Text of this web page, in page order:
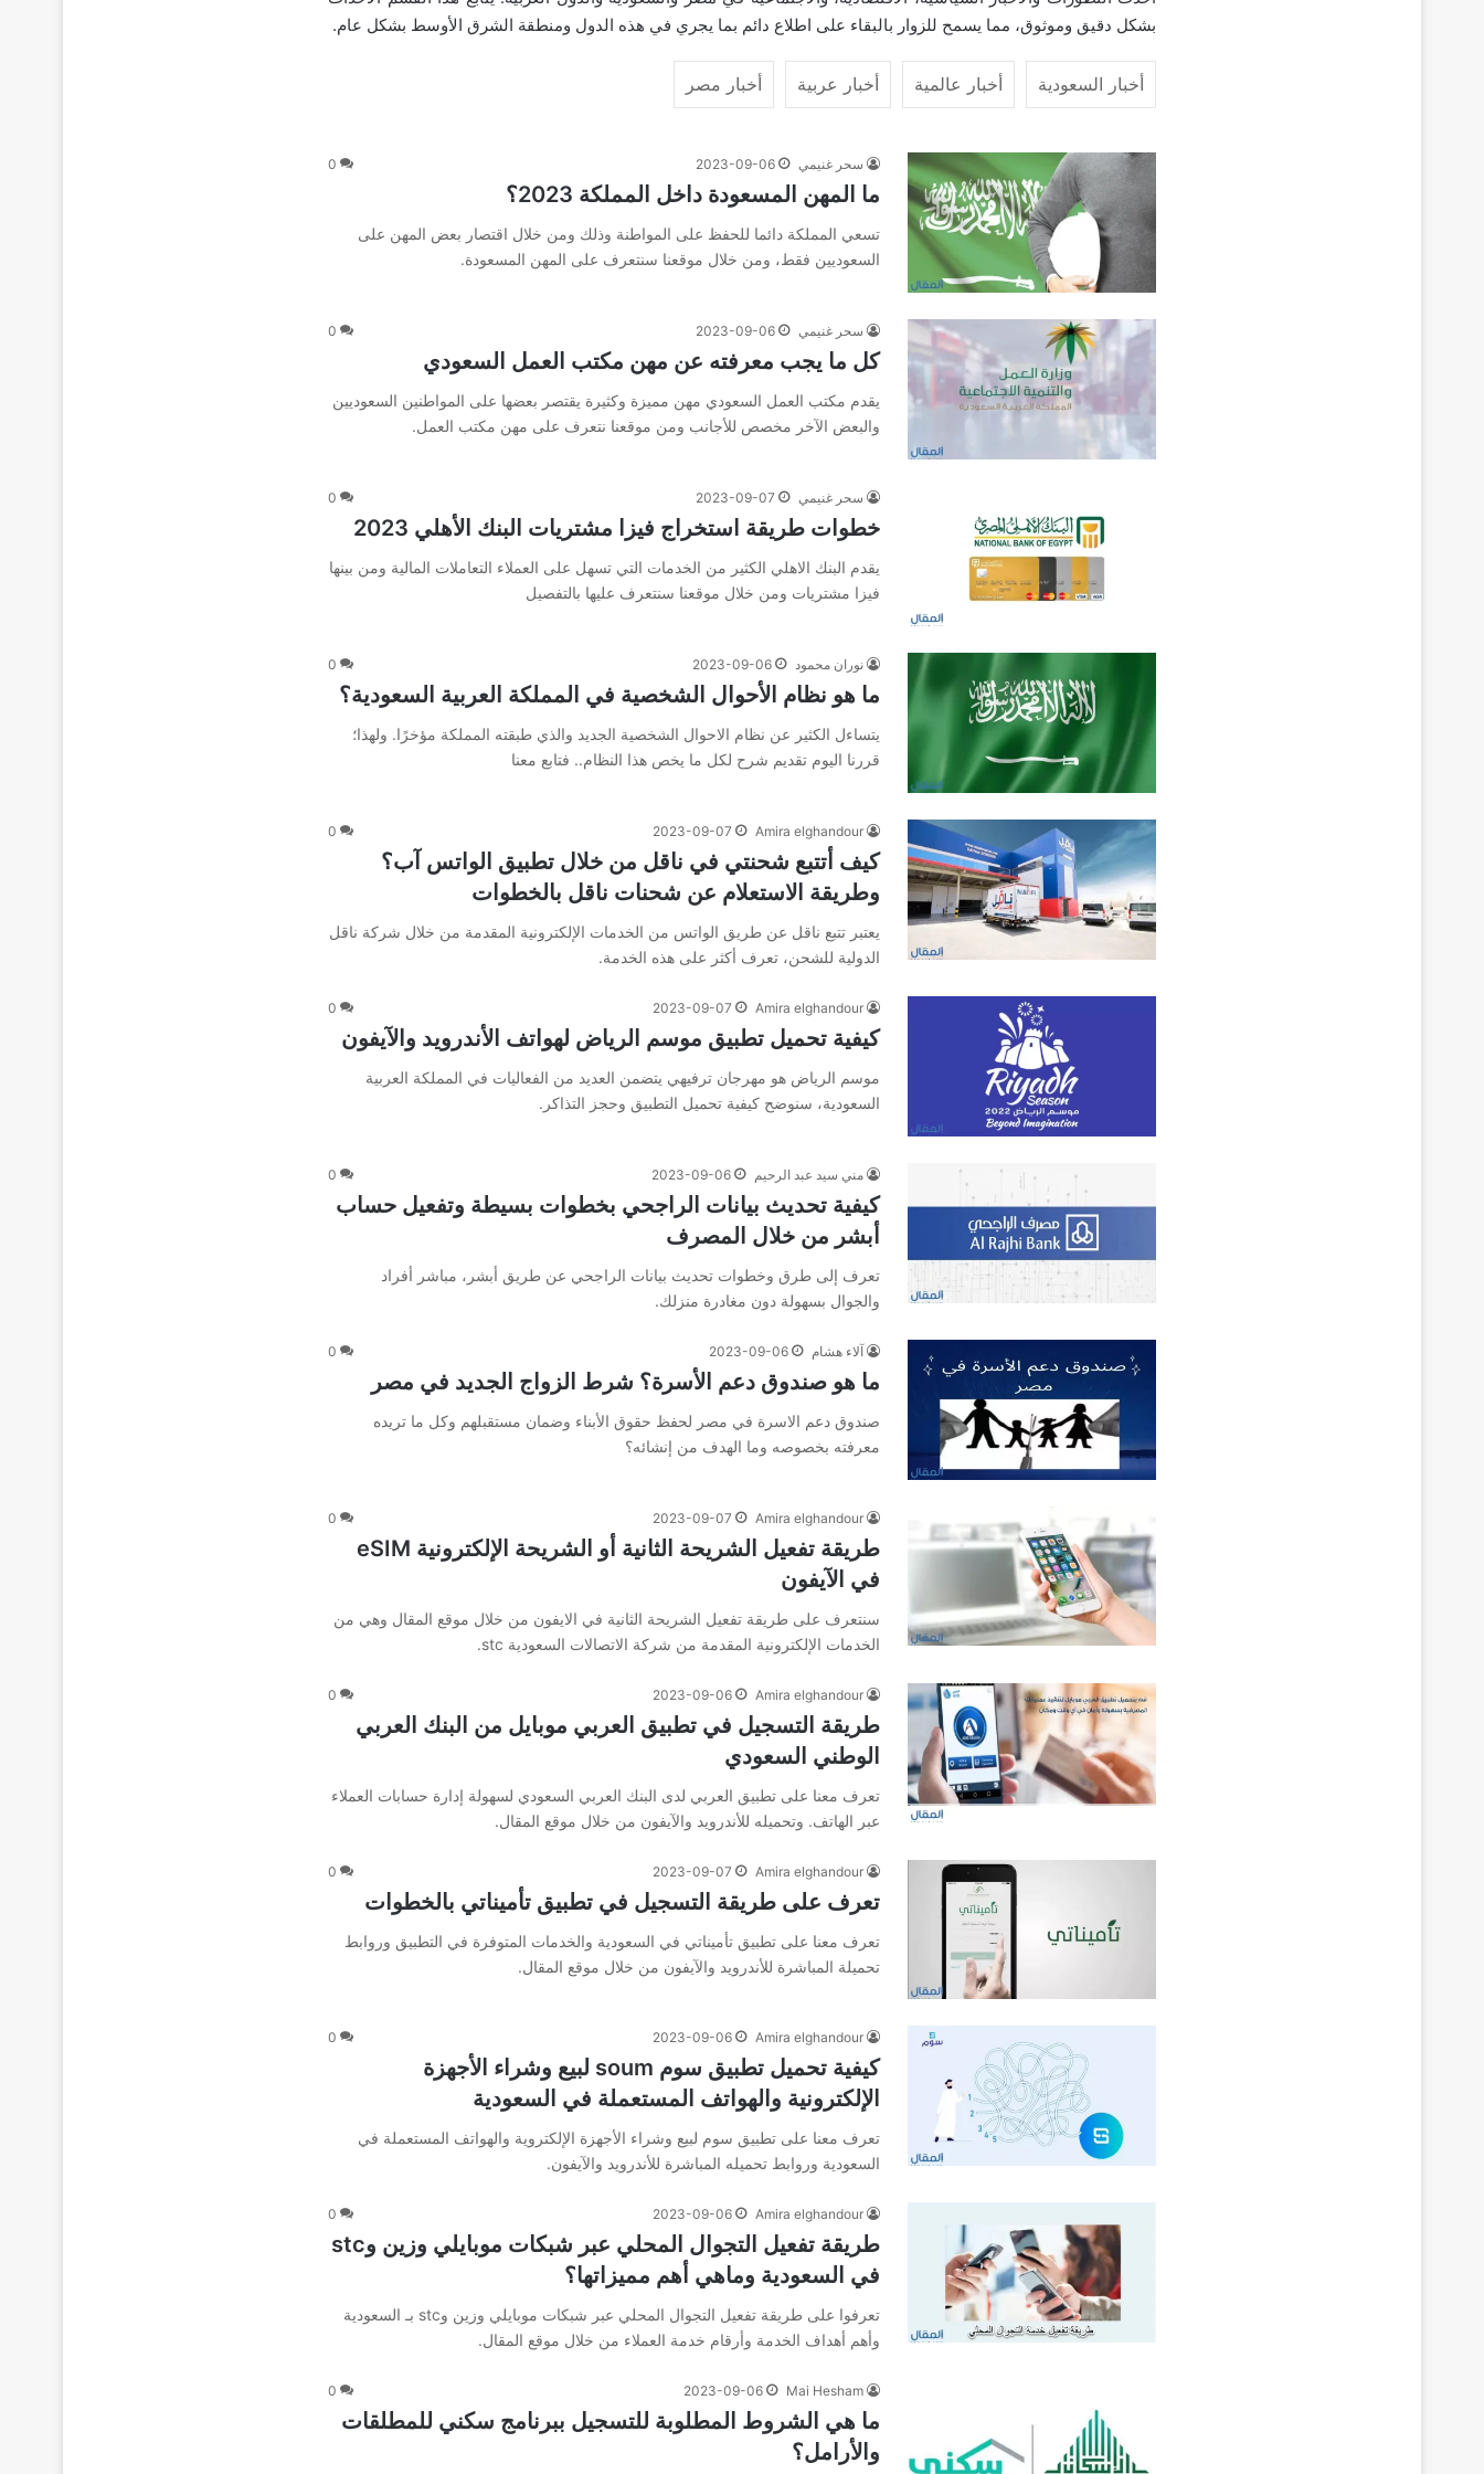
بشكل دقيق وموثوق، مما يسمح للزوار بالبقاء على اطلاع دائم بما يجري في هذه الدول ومنطقة الشرق الأوسط بشكل عام.
أخبار السعودية أخبار عالمية أخبار عربية أخبار مصر
سحر غنيمي 2023-09-06
0
ما المهن المسعودة داخل المملكة 2023؟
تسعي المملكة دائما للحفظ على المواطنة وذلك ومن خلال اقتصار بعض المهن على
السعوديين فقط، ومن خلال موقعنا سنتعرف على المهن المسعودة.
سحر غنيمي 2023-09-06
0
كل ما يجب معرفته عن مهن مكتب العمل السعودي
يقدم مكتب العمل السعودي مهن مميزة وكثيرة يقتصر بعضها على المواطنين السعوديين
والبعض الآخر مخصص للأجانب ومن موقعنا نتعرف على مهن مكتب العمل.
سحر غنيمي 2023-09-07
0
خطوات طريقة استخراج فيزا مشتريات البنك الأهلي 2023
يقدم البنك الاهلي الكثير من الخدمات التي تسهل على العملاء التعاملات المالية ومن بينها
فيزا مشتريات ومن خلال موقعنا سنتعرف عليها بالتفصيل
نوران محمود 2023-09-06
0
ما هو نظام الأحوال الشخصية في المملكة العربية السعودية؟
يتساءل الكثير عن نظام الاحوال الشخصية الجديد والذي طبقته المملكة مؤخرًا. ولهذا؛
قررنا اليوم تقديم شرح لكل ما يخص هذا النظام.. فتابع معنا
Amira elghandour
2023-09-07
0
كيف أتتبع شحنتي في ناقل من خلال تطبيق الواتس آب؟
وطريقة الاستعلام عن شحنات ناقل بالخطوات
يعتبر تتبع ناقل عن طريق الواتس من الخدمات الإلكترونية المقدمة من خلال شركة ناقل
الدولية للشحن، تعرف أكثر على هذه الخدمة.
Amira elghandour
2023-09-07
0
كيفية تحميل تطبيق موسم الرياض لهواتف الأندرويد والآيفون
موسم الرياض هو مهرجان ترفيهي يتضمن العديد من الفعاليات في المملكة العربية
السعودية، سنوضح كيفية تحميل التطبيق وحجز التذاكر.
مني سيد عبد الرحيم 2023-09-06
0
كيفية تحديث بيانات الراجحي بخطوات بسيطة وتفعيل حساب
أبشر من خلال المصرف
تعرف إلى طرق وخطوات تحديث بيانات الراجحي عن طريق أبشر، مباشر أفراد
والجوال بسهولة دون مغادرة منزلك.
آلاء هشام 2023-09-06
0
ما هو صندوق دعم الأسرة؟ شرط الزواج الجديد في مصر
صندوق دعم الاسرة في مصر لحفظ حقوق الأبناء وضمان مستقبلهم وكل ما تريده
معرفته بخصوصه وما الهدف من إنشائه؟
Amira elghandour
2023-09-07
0
طريقة تفعيل الشريحة الثانية أو الشريحة الإلكترونية eSIM
في الآيفون
سنتعرف على طريقة تفعيل الشريحة الثانية في الايفون من خلال موقع المقال وهي من
الخدمات الإلكترونية المقدمة من شركة الاتصالات السعودية stc.
Amira elghandour
2023-09-06
0
طريقة التسجيل في تطبيق العربي موبايل من البنك العربي
الوطني السعودي
تعرف معنا على تطبيق العربي لدى البنك العربي السعودي لسهولة إدارة حسابات العملاء
عبر الهاتف. وتحميله للأندرويد والآيفون من خلال موقع المقال.
Amira elghandour
2023-09-07
0
تعرف على طريقة التسجيل في تطبيق تأميناتي بالخطوات
تعرف معنا على تطبيق تأميناتي في السعودية والخدمات المتوفرة في التطبيق وروابط
تحميلة المباشرة للأندرويد والآيفون من خلال موقع المقال.
Amira elghandour
2023-09-06
0
كيفية تحميل تطبيق سوم soum لبيع وشراء الأجهزة
الإلكترونية والهواتف المستعملة في السعودية
تعرف معنا على تطبيق سوم لبيع وشراء الأجهزة الإلكتروية والهواتف المستعملة في
السعودية وروابط تحميله المباشرة للأندرويد والآيفون.
Amira elghandour
2023-09-06
0
طريقة تفعيل التجوال المحلي عبر شبكات موبايلي وزين وstc
في السعودية وماهي أهم مميزاتها؟
تعرفوا على طريقة تفعيل التجوال المحلي عبر شبكات موبايلي وزين وstc بـ السعودية
وأهم أهداف الخدمة وأرقام خدمة العملاء من خلال موقع المقال.
Mai Hesham
2023-09-06
0
ما هي الشروط المطلوبة للتسجيل ببرنامج سكني للمطلقات
والأرامل؟